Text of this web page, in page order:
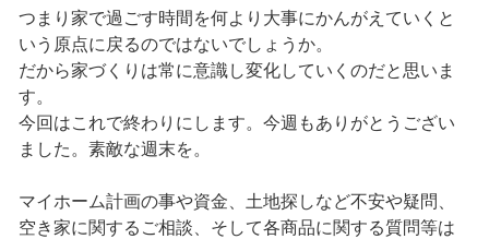
つまり家で過ごす時間を何より大事にかんがえていくと
いう原点に戻るのではないでしょうか。
だから家づくりは常に意識し変化していくのだと思いま
す。
今回はこれで終わりにします。今週もありがとうござい
ました。素敵な週末を。
マイホーム計画の事や資金、土地探しなど不安や疑問、
空き家に関するご相談、そして各商品に関する質問等は